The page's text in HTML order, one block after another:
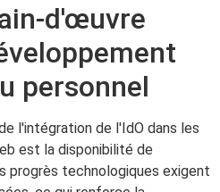
d'œuvre
personnel
l'intégration de l'IdO dans les
est la disponibilité de
progrès technologiques exigent